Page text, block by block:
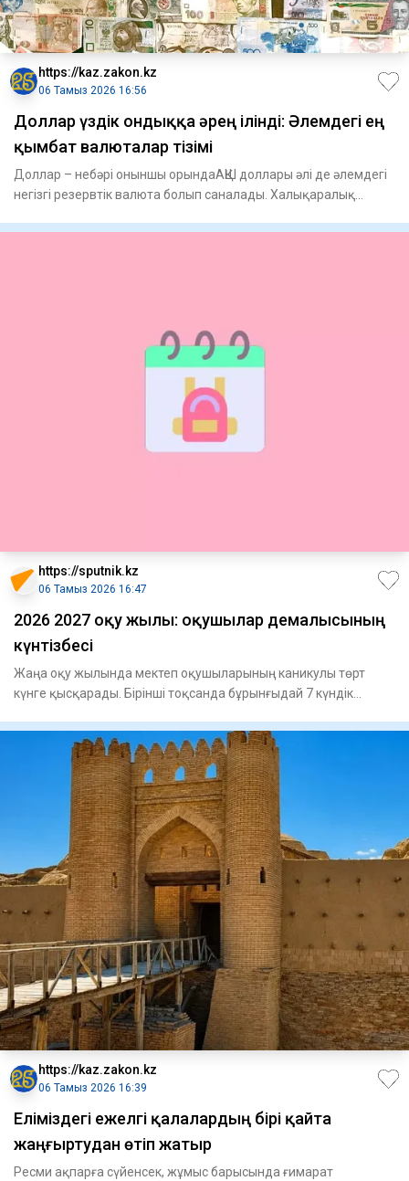
https://kaz.zakon.kz
06 Тамыз 2026 16:56
Доллар үздік ондыққа әрең ілінді: Әлемдегі ең
қымбат валюталар тізімі
Доллар – небәрі оныншы орындаАҚШ доллары әлі де әлемдегі
негізгі резервтік валюта болып саналады. Халықаралық
https://sputnik.kz
06 Тамыз 2026 16:47
2026 2027 оқу жылы: оқушылар демалысының
күнтізбесі
Жаңа оқу жылында мектеп оқушыларының каникулы төрт
күнге қысқарады. Бірінші тоқсанда бұрынғыдай 7 күндік
https://kaz.zakon.kz
06 Тамыз 2026 16:39
Еліміздегі ежелгі қалалардың бірі қайта
жаңғыртудан өтіп жатыр
Ресми ақпарға сүйенсек, жұмыс барысында ғимарат